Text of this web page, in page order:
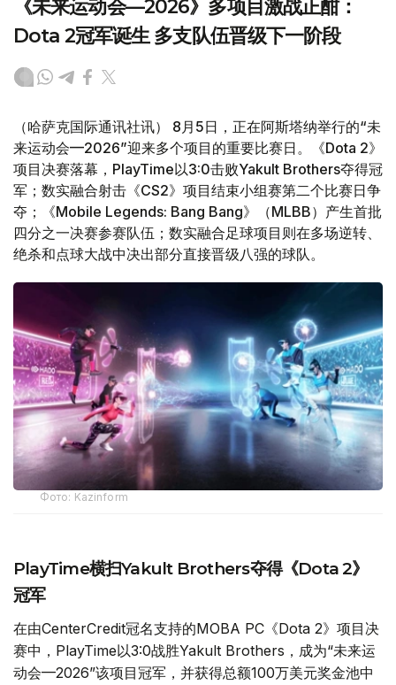
《未来运动会—2026》多项目激战正酣：
Dota 2冠军诞生 多支队伍晋级下一阶段
（哈萨克国际通讯社讯） 8月5日，正在阿斯塔纳举行的“未
来运动会—2026”迎来多个项目的重要比赛日。《Dota 2》
项目决赛落幕，PlayTime以3:0击败Yakult Brothers夺得冠
军；数实融合射击《CS2》项目结束小组赛第二个比赛日争
夺；《Mobile Legends: Bang Bang》（MLBB）产生首批
四分之一决赛参赛队伍；数实融合足球项目则在多场逆转、
绝杀和点球大战中决出部分直接晋级八强的球队。
Фото: Kazinform
PlayTime横扫Yakult Brothers夺得《Dota 2》
冠军
在由CenterCredit冠名支持的MOBA PC《Dota 2》项目决
赛中，PlayTime以3:0战胜Yakult Brothers，成为“未来运
动会—2026”该项目冠军，并获得总额100万美元奖金池中